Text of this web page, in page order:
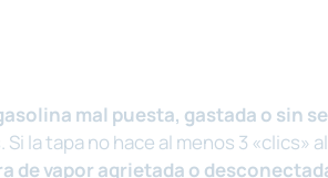
mal puesta, gastada o sin
Si la tapa no hace al menos 3 «clics»
de vapor agrietada o